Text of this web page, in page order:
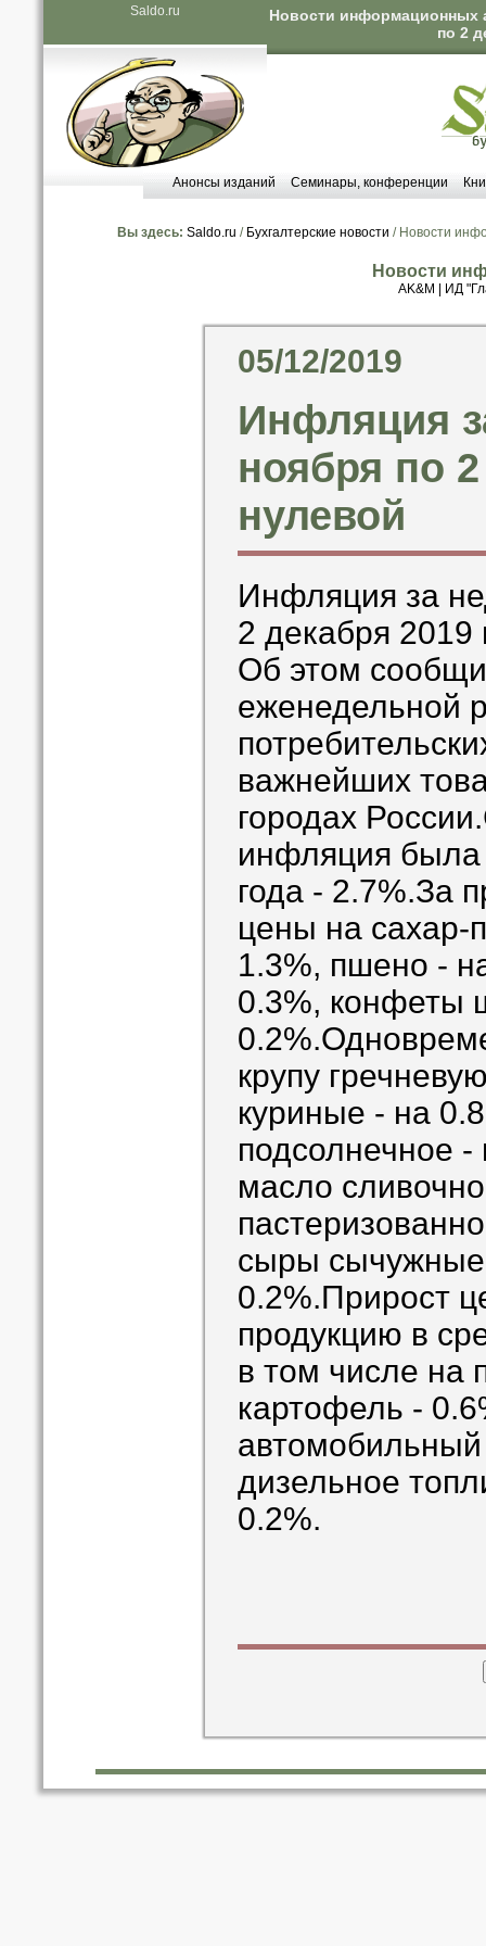
Saldo.ru
Новости информационных
по 2
Анонсы изданий Семинары, конференции
Вы здесь: Saldo.ru / Бухгалтерские новости / Новости
Новости
AK&M ИД
05/12/2019
Инфляция
ноября по
нулевой
Инфляция за
2 декабря 2019
Об этом
еженедельной
важнейших
городах
инфляция была
года - 2.7%.За
цены на сахар-
1.3%, пшено -
0.3%, конфеты
крупу
куриные - на
подсолнечное -
масло
сыры
0.2%.Прирост
продукцию в
в том числе на
картофель -
дизельное
0.2%.